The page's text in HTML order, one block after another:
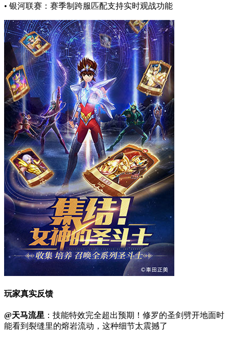
• 银河联赛：赛季制跨服匹配支持实时观战功能
玩家真实反馈
@天马流星 ：技能特效完全超出预期！修罗的圣剑劈开地面时
能看到裂缝里的熔岩流动，这种细节太震撼了